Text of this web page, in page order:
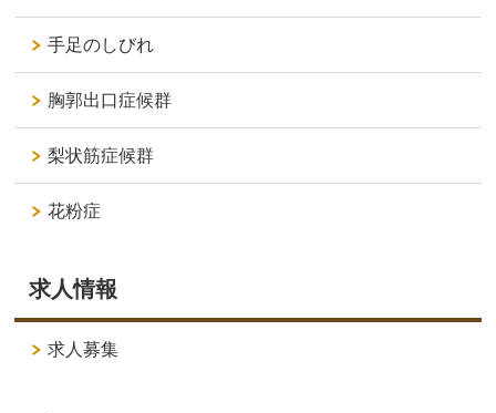
手足のしびれ
胸郭出口症候群
梨状筋症候群
花粉症
求人情報
求人募集